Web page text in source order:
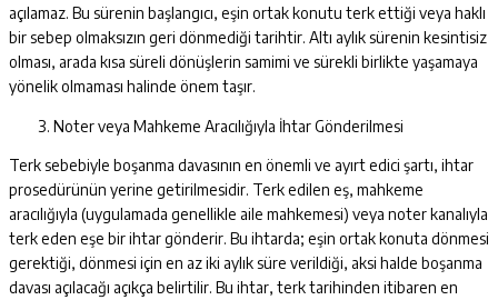
açılamaz. Bu sürenin başlangıcı, eşin ortak konutu terk ettiği veya haklı
bir sebep olmaksızın geri dönmediği tarihtir. Altı aylık sürenin kesintisiz
olması, arada kısa süreli dönüşlerin samimi ve sürekli birlikte yaşamaya
yönelik olmaması halinde önem taşır.
Noter veya Mahkeme Aracılığıyla İhtar Gönderilmesi
Terk sebebiyle boşanma davasının en önemli ve ayırt edici şartı, ihtar
prosedürünün yerine getirilmesidir. Terk edilen eş, mahkeme
aracılığıyla (uygulamada genellikle aile mahkemesi) veya noter kanalıyla
terk eden eşe bir ihtar gönderir. Bu ihtarda; eşin ortak konuta dönmesi
gerektiği, dönmesi için en az iki aylık süre verildiği, aksi halde boşanma
davası açılacağı açıkça belirtilir. Bu ihtar, terk tarihinden itibaren en